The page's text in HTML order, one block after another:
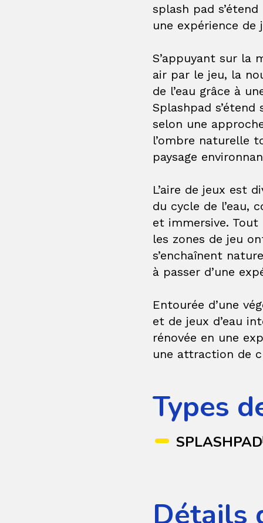
splash pad
une expérience
S’appuyant sur la
air par le jeu, la
de l’eau grâce à
Splashpad
selon une
l’ombre naturelle
paysage
L’aire de jeux est
du cycle de l’eau,
et immersive. Tout
les zones de jeu
s’enchaînent
à passer d’une
Entourée d’une
et de jeux d’eau
rénovée en une
une attraction de
Types
Détails